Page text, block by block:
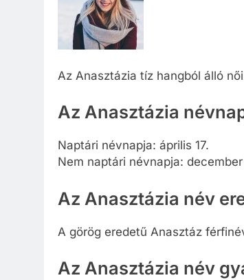
Az Anasztázia tíz hangból álló
Az Anasztázia
Naptári névnapja: április 17.
Nem naptári névnapja:
Az Anasztázia név
A görög eredetű Anasztáz
Az Anasztázia név